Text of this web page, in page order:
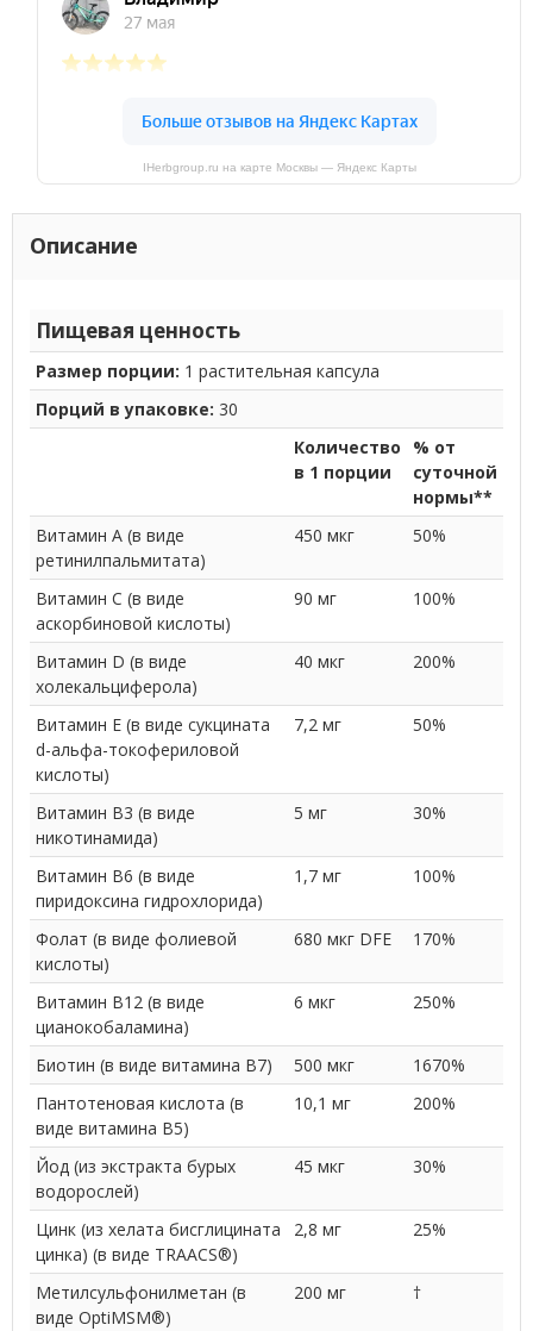
IHerbgroup.ru на карте Москвы — Яндекс Карты
Описание
Пищевая ценность
Размер порции: 1 растительная капсула
Порций в упаковке: 30
Количество
в 1 порции
% от
суточной
нормы**
Витамин A (в виде
ретинилпальмитата)
450 мкг 50%
Витамин C (в виде
аскорбиновой кислоты)
90 мг 100%
Витамин D (в виде
холекальциферола)
40 мкг 200%
Витамин E (в виде сукцината
d-альфа-токофериловой
кислоты)
7,2 мг 50%
Витамин В3 (в виде
никотинамида)
5 мг 30%
Витамин B6 (в виде
пиридоксина гидрохлорида)
1,7 мг 100%
Фолат (в виде фолиевой
кислоты)
680 мкг DFE 170%
Витамин В12 (в виде
цианокобаламина)
6 мкг 250%
Биотин (в виде витамина B7) 500 мкг
1670%
Пантотеновая кислота (в
виде витамина B5)
10,1 мг 200%
Йод (из экстракта бурых
водорослей)
45 мкг 30%
Цинк (из хелата бисглицината
цинка) (в виде TRAACS®)
2,8 мг 25%
Метилсульфонилметан (в
виде OptiMSM®)
200 мг †